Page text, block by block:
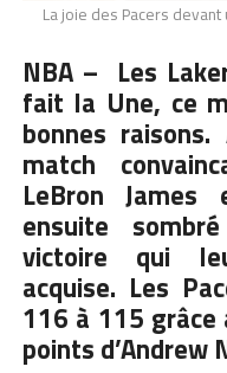
La joie des Pacers devant
NBA – Les
fait la Une, ce
bonnes
match
LeBron
ensuite
victoire qui
acquise. Les
116 à 115
points d’Andrew